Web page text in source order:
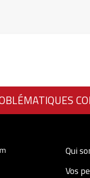
Qui
Vos